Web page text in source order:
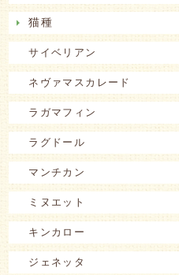
猫種
サイベリアン
ネヴァマスカレード
ラガマフィン
ラグドール
マンチカン
ミヌエット
キンカロー
ジェネッタ